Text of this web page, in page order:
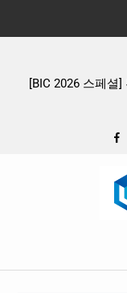
판타지 케이팝 애